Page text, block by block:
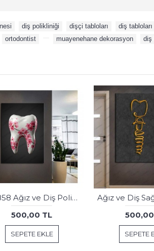
diş polikliniği dişçi tabloları diş tabloları
ortodontist muayenehane dekorasyon diş
Ağız ve Diş Polikliniği, Dişçi Tabloları Dekoratif Diş, Dekoratif Dişçi, Dişçi Dekorasyonu dsc196
500,00 TL
SEPETE EKLE SEPETE